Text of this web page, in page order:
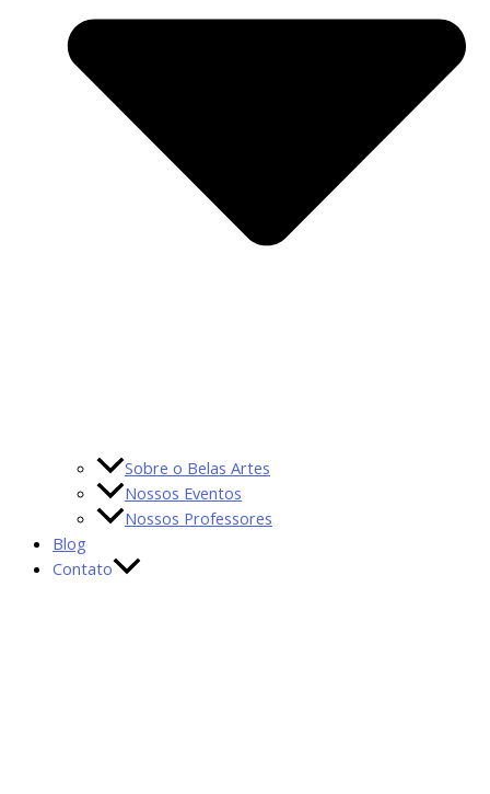
Sobre o Belas Artes
Nossos Eventos
Nossos Professores
Blog
Contato